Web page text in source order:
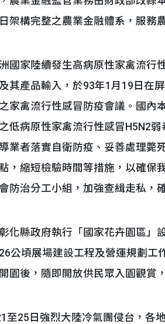
架構完整之農業金融體系，服務
國家陸續發生高病原性家禽流行
其產品輸入，於93年1月19日在
家禽流行性感冒防疫會議。國內
低病原性家禽流行性感冒H5N2
業者落實自衛防疫、妥善處理斃
，縮短檢驗時間等措施，以確保
防治分工小組，加強查緝走私，
化縣政府執行「國家花卉園區」
公頃展場建設工程及營運規劃
園後，隨即開放供民眾入園觀賞
至25日強烈大陸冷氣團侵台，各